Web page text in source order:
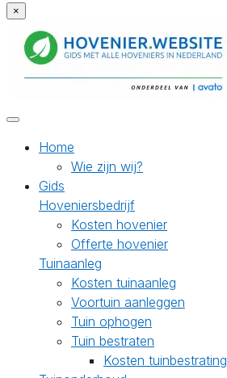
×
Home
Wie zijn wij?
Gids
Hoveniersbedrijf
Kosten hovenier
Offerte hovenier
Tuinaanleg
Kosten tuinaanleg
Voortuin aanleggen
Tuin ophogen
Tuin bestraten
Kosten tuinbestrating